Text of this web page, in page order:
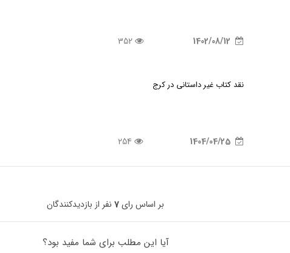
1402/08/12
352
نقد کتاب غیر داستانی در کرج
1404/04/25
بر اساس رای7 نفر از بازدیدکنندگان
آیا این مطلب برای شما مفید بود؟